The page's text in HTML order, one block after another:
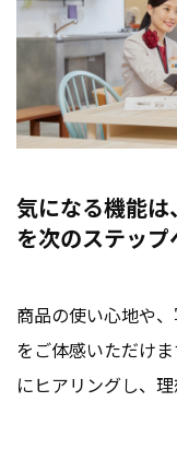
気になる機能
を次のステップ
商品の使い心地や
をご体感いただけ
にヒアリングし、